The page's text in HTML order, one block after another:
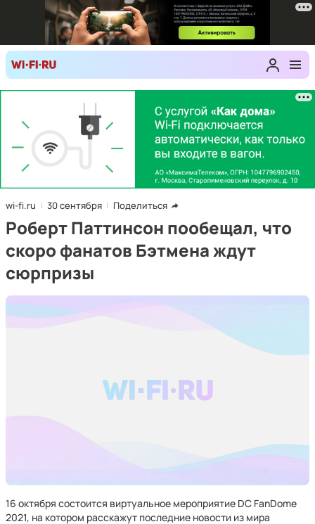
wi-fi.ru 30 сентября Поделиться
Роберт Паттинсон пообещал, что
скоро фанатов Бэтмена ждут
сюрпризы
16 октября состоится виртуальное мероприятие DC FanDome
2021, на котором расскажут последние новости из мира